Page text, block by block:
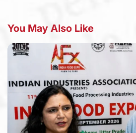
You May Also Like